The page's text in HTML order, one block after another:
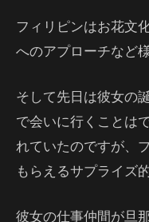
フィリピンはお花文
へのアプローチなど
そして先日は彼女の
で会いに行くことは
れていたのですが、
もらえるサプライズ
彼女の仕事仲間が旦